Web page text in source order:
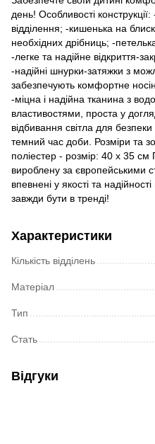
день! Особливості
відділення; -кишенька на
необхідних дрібниць; -
-легке та надійне відкриття-
-надійні шнурки-затяжки з
забезпечують комфортне
-міцна і надійна тканина з
властивостями, проста у
відбивання світла для
темний час доби. Розміри та
поліестер - розмір: 40 х 35
вироблену за європейськими
впевнені у якості та
завжди бути в тренді!
Характеристики
Кількість відділень
Матеріал
Тип
Стать
Відгуки